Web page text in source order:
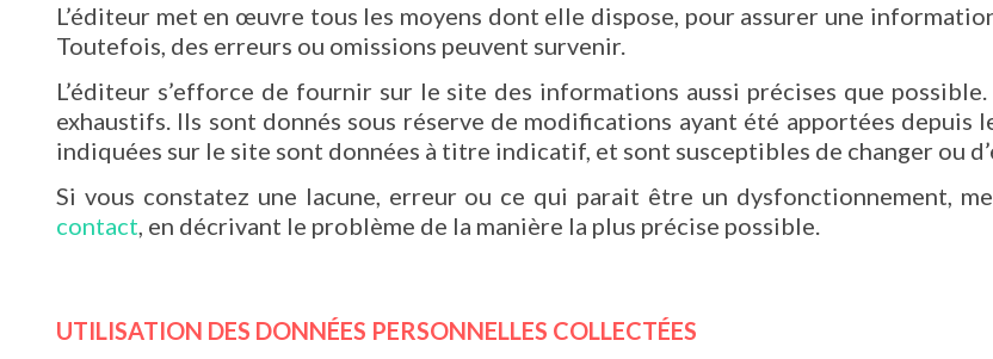
L’éditeur met en œuvre tous les moyens dont elle dispose, pour assurer une
Toutefois, des erreurs ou omissions peuvent survenir.
L’éditeur s’efforce de fournir sur le site des informations aussi précises que
exhaustifs. Ils sont donnés sous réserve de modifications ayant été apportées
indiquées sur le site sont données à titre indicatif, et sont susceptibles de changer ou
Si vous constatez une lacune, erreur ou ce qui parait être un dysfonctionnement,
contact, en décrivant le problème de la manière la plus précise possible.
UTILISATION DES DONNÉES PERSONNELLES COLLECTÉES